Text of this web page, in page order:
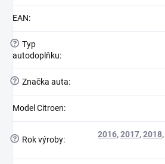
EAN:
? Typ
autodoplňku:
? Značka auta:
Model Citroen:
? Rok výroby:
2016,2017,2018,